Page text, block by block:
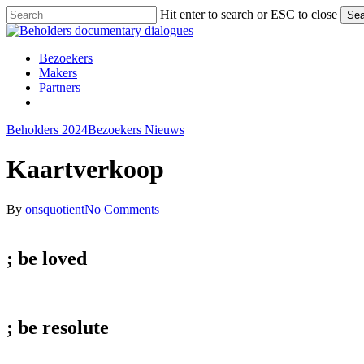
Skip
to
content
Hit enter to search or ESC to close
Close
Menu
Bezoekers
Makers
Partners
Beholders 2024Bezoekers Nieuws
Kaartverkoop
By onsquotientNo Comments
; be loved
; be resolute